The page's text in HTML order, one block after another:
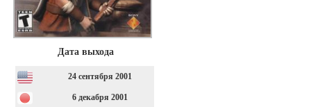
Дата выхода
24 сентября 2001
6 декабря 2001